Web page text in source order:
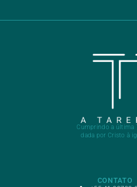
Cumprindo a última
dada por Cristo à
CONTATO